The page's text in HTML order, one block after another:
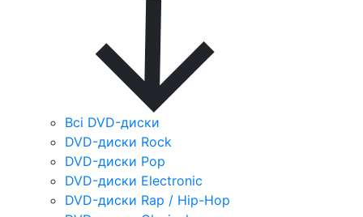
Всі DVD-диски
DVD-диски Rock
DVD-диски Pop
DVD-диски Electronic
DVD-диски Rap / Hip-Hop